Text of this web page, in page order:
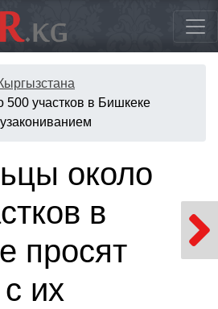
500 участков в Бишкеке
около
в
просят
их